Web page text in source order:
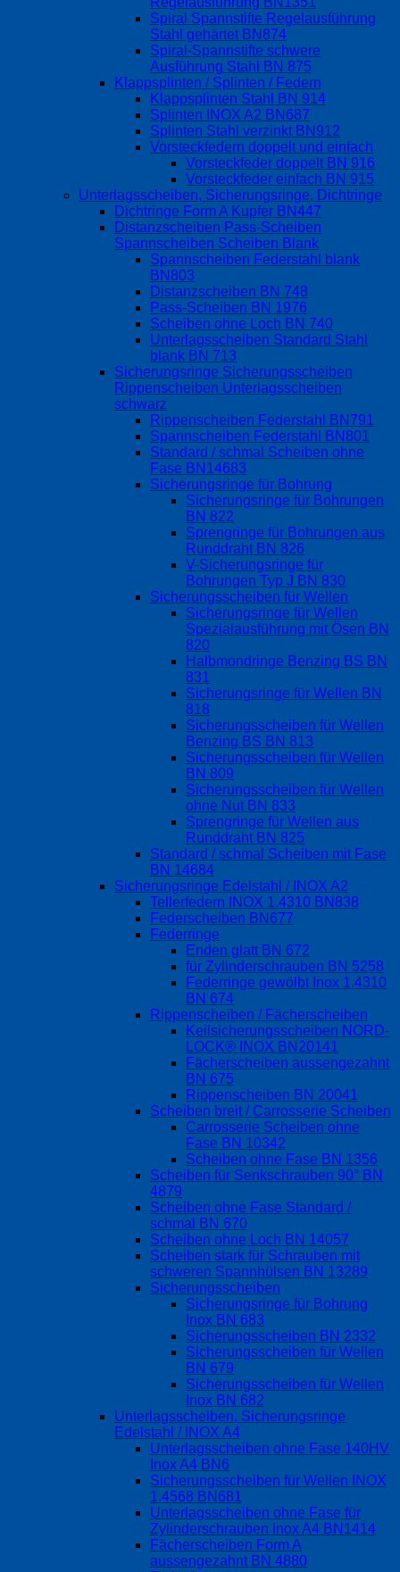
Spiral Spannstifte Regelausführung
Stahl gehärtet BN874
Spiral-Spannstifte schwere
Ausführung Stahl BN 875
Klappsplinten / Splinten / Federn
Klappsplinten Stahl BN 914
Splinten INOX A2 BN687
Splinten Stahl verzinkt BN912
Vorsteckfedern doppelt und einfach
Vorsteckfeder doppelt BN 916
Vorsteckfeder einfach BN 915
Unterlagsscheiben, Sicherungsringe, Dichtringe
Dichtringe Form A Kupfer BN447
Distanzscheiben Pass-Scheiben
Spannscheiben Scheiben Blank
Spannscheiben Federstahl blank
BN803
Distanzscheiben BN 748
Pass-Scheiben BN 1976
Scheiben ohne Loch BN 740
Unterlagsscheiben Standard Stahl
blank BN 713
Sicherungsringe Sicherungsscheiben
Rippenscheiben Unterlagsscheiben
schwarz
Rippenscheiben Federstahl BN791
Spannscheiben Federstahl BN801
Standard / schmal Scheiben ohne
Fase BN14683
Sicherungsringe für Bohrung
Sicherungsringe für Bohrungen
BN 822
Sprengringe für Bohrungen aus
Runddraht BN 826
V-Sicherungsringe für
Bohrungen Typ J BN 830
Sicherungsscheiben für Wellen
Sicherungsringe für Wellen
Spezialausführung mit Ösen BN
820
Halbmondringe Benzing BS BN
831
Sicherungsringe für Wellen BN
818
Sicherungsscheiben für Wellen
Benzing BS BN 813
Sicherungsscheiben für Wellen
BN 809
Sicherungsscheiben für Wellen
ohne Nut BN 833
Sprengringe für Wellen aus
Runddraht BN 825
Standard / schmal Scheiben mit Fase
BN 14684
Sicherungsringe Edelstahl / INOX A2
Tellerfedern INOX 1.4310 BN838
Federscheiben BN677
Federringe
Enden glatt BN 672
für Zylinderschrauben BN 5258
Federringe gewölbt Inox 1.4310
BN 674
Rippenscheiben / Fächerscheiben
Keilsicherungsscheiben NORD-
LOCK® INOX BN20141
Fächerscheiben aussengezahnt
BN 675
Rippenscheiben BN 20041
Scheiben breit / Carrosserie Scheiben
Carrosserie Scheiben ohne
Fase BN 10342
Scheiben ohne Fase BN 1356
Scheiben für Senkschrauben 90° BN
4879
Scheiben ohne Fase Standard /
schmal BN 670
Scheiben ohne Loch BN 14057
Scheiben stark für Schrauben mit
schweren Spannhülsen BN 13289
Sicherungsscheiben
Sicherungsringe für Bohrung
Inox BN 683
Sicherungsscheiben BN 2332
Sicherungsscheiben für Wellen
BN 679
Sicherungsscheiben für Wellen
Inox BN 682
Unterlagsscheiben, Sicherungsringe
Edelstahl / INOX A4
Unterlagsscheiben ohne Fase 140HV
Inox A4 BN6
Sicherungsscheiben für Wellen INOX
1.4568 BN681
Unterlagsscheiben ohne Fase für
Zylinderschrauben Inox A4 BN1414
Fächerscheiben Form A
aussengezahnt BN 4880